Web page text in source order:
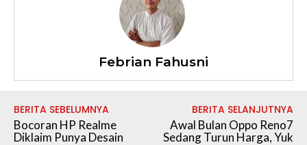
Febrian Fahusni
BERITA SEBELUMNYA
Bocoran HP Realme
Diklaim Punya Desain
BERITA SELANJUTNYA
Awal Bulan Oppo Reno7
Sedang Turun Harga, Yuk